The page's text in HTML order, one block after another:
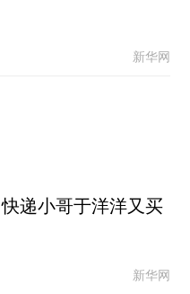
新华网
递小哥于洋洋又买
新华网